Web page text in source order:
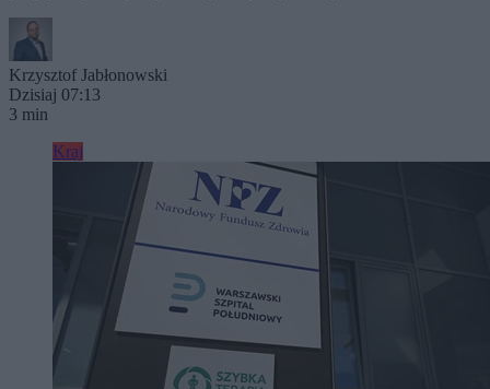
Krzysztof Jabłonowski
Dzisiaj 07:13
3 min
Kraj